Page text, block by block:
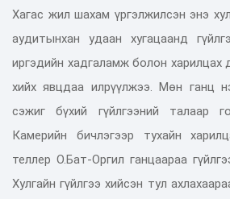
Хагас жил шахам үргэлжилсэн энэ
аудитынхан удаан хугацаанд
иргэдийн хадгаламж болон харилцах
хийх явцдаа илрүүлжээ. Мөн ганц
сэжиг бүхий гүйлгээний талаар
Камерийн бичлэгээр тухайн
теллер О.Бат-Оргил ганцаараа
Хулгайн гүйлгээ хийсэн тул